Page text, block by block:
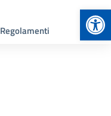
Regolamenti